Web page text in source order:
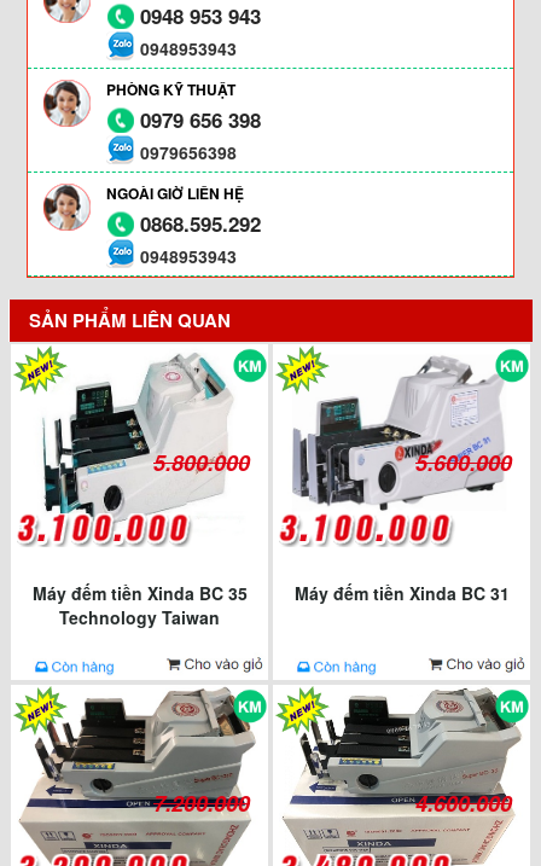
0948 953 943
0948953943
PHÒNG KỸ THUẬT
0979 656 398
0979656398
NGOÀI GIỜ LIÊN HỆ
0868.595.292
0948953943
SẢN PHẨM LIÊN QUAN
5.800.000
Máy đếm tiền Xinda BC 35
Technology Taiwan
5.600.000
Máy đếm tiền Xinda BC 31
7.200.000 4.600.000